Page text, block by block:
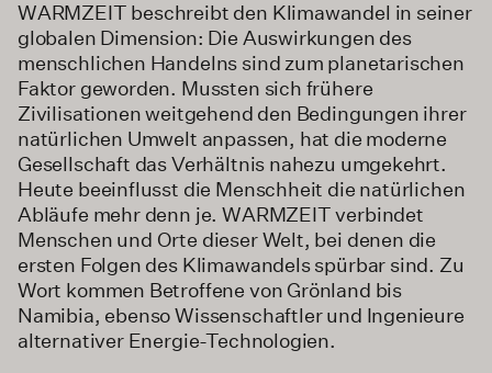
WARMZEIT beschreibt den Klimawandel in seiner
globalen Dimension: Die Auswirkungen des
menschlichen Handelns sind zum planetarischen
Faktor geworden. Mussten sich frühere
Zivilisationen weitgehend den Bedingungen ihrer
natürlichen Umwelt anpassen, hat die moderne
Gesellschaft das Verhältnis nahezu umgekehrt.
Heute beeinflusst die Menschheit die natürlichen
Abläufe mehr denn je. WARMZEIT verbindet
Menschen und Orte dieser Welt, bei denen die
ersten Folgen des Klimawandels spürbar sind. Zu
Wort kommen Betroffene von Grönland bis
Namibia, ebenso Wissenschaftler und Ingenieure
alternativer Energie-Technologien.